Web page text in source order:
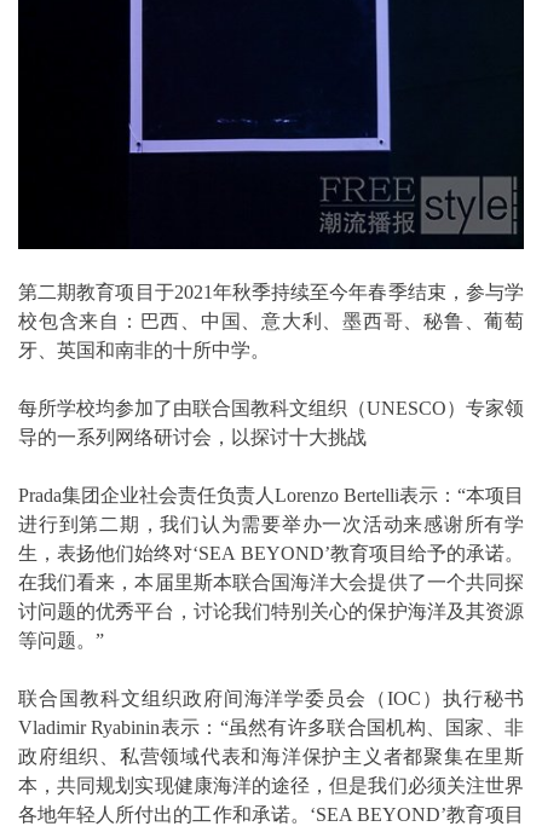
第二期教育项目于2021年秋季持续至今年春季结束，参与学
校包含来自：巴西、中国、意大利、墨西哥、秘鲁、葡萄
牙、英国和南非的十所中学。
每所学校均参加了由联合国教科文组织（UNESCO）专家领
导的一系列网络研讨会，以探讨十大挑战
Prada集团企业社会责任负责人Lorenzo Bertelli表示：“本项目
进行到第二期，我们认为需要举办一次活动来感谢所有学
生，表扬他们始终对‘SEA BEYOND’教育项目给予的承诺。
在我们看来，本届里斯本联合国海洋大会提供了一个共同探
讨问题的优秀平台，讨论我们特别关心的保护海洋及其资源
等问题。”
联合国教科文组织政府间海洋学委员会（IOC）执行秘书
Vladimir Ryabinin表示：“虽然有许多联合国机构、国家、非
政府组织、私营领域代表和海洋保护主义者都聚集在里斯
本，共同规划实现健康海洋的途径，但是我们必须关注世界
各地年轻人所付出的工作和承诺。‘SEA BEYOND’教育项目